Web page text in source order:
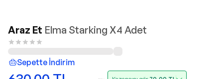
Araz Et Elma Starking X4 Adet
Sepette İndirim